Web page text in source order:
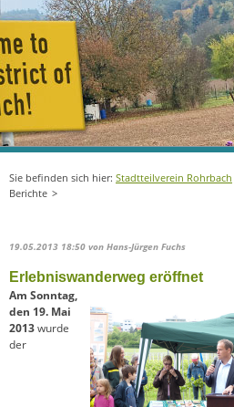
Stadtteilverein Rohrbach
Berichte
19.05.2013 18:50 von Hans-Jürgen Fuchs
Erlebniswanderweg eröffnet
Am Sonntag,
den 19. Mai
2013wurde
der